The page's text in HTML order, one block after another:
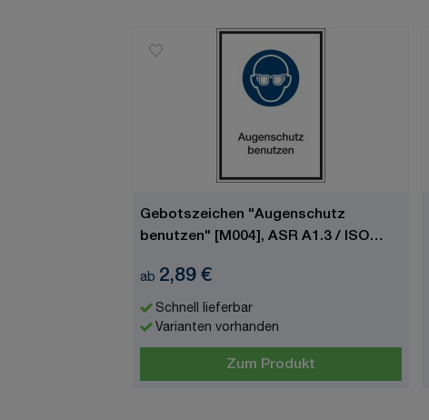
Gebotszeichen "Augenschutz
benutzen" [M004], ASR A1.3 / ISO
ab 2,89 €
Schnell lieferbar
Varianten vorhanden
Zum Produkt